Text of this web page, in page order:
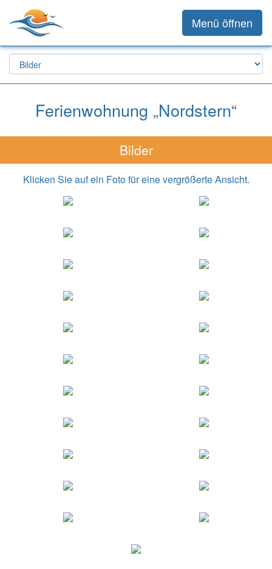
Menü öffnen
Ferienwohnung „Nordstern“
Bilder
Klicken Sie auf ein Foto für eine vergrößerte Ansicht.